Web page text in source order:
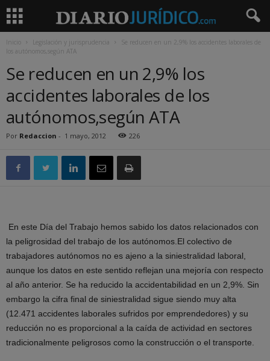
Inicio Legislación y jurisprudencia
Se reducen en un 2,9% los accidentes laborales de
los autónomos,según ATA
Se reducen en un 2,9% los
accidentes laborales de los
autónomos,según ATA
Por Redaccion - 1 mayo, 2012 226
En este Día del Trabajo hemos sabido los datos relacionados con
la peligrosidad del trabajo de los autónomos.El colectivo de
trabajadores autónomos no es ajeno a la siniestralidad laboral,
aunque los datos en este sentido reflejan una mejoría con respecto
al año anterior. Se ha reducido la accidentabilidad en un 2,9%. Sin
embargo la cifra final de siniestralidad sigue siendo muy alta
(12.471 accidentes laborales sufridos por emprendedores) y su
reducción no es proporcional a la caída de actividad en sectores
tradicionalmente peligrosos como la construcción o el transporte.